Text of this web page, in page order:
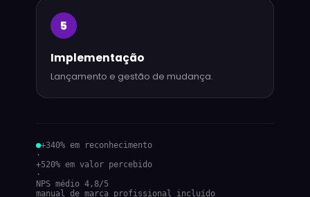
5
Implementação
Lançamento e gestão de mudança.
+340% em reconhecimento
·
+520% em valor percebido
·
NPS médio 4,8/5
manual de marca profissional incluído